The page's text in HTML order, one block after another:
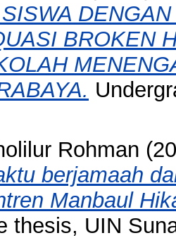
BROKEN
Rohman
berjamaah
Manbaul
thesis, UIN